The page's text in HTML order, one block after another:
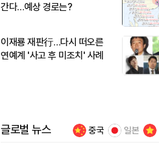
간다…예상 경로는?
이재룡 재판行…다시 떠오른
연예계 '사고 후 미조치' 사례
글로벌 뉴스 중국 일본